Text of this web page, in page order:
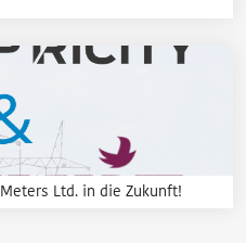
Ltd. in die Zukunft!